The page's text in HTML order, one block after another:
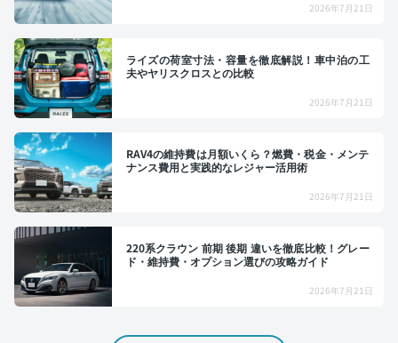
2026年7月21日
ライズの荷室寸法・容量を徹底解説！車中泊の工
夫やヤリスクロスとの比較
2026年7月21日
RAV4の維持費は月額いくら？燃費・税金・メンテ
ナンス費用と実践的なレジャー活用術
2026年7月21日
220系クラウン 前期 後期 違いを徹底比較！グレー
ド・維持費・オプション選びの攻略ガイド
2026年7月21日